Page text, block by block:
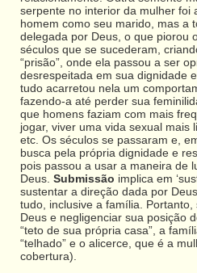
serpente no interior da mulher foi
homem como seu marido, mas a
delegada por Deus, o que piorou
séculos que se sucederam,
“prisão”, onde ela passou a ser
desrespeitada em sua dignidade
tudo acarretou nela um
fazendo-a até perder sua
que homens faziam com mais
jogar, viver uma vida sexual mais
etc. Os séculos se passaram e,
busca pela própria dignidade e
pois passou a usar a maneira de
Deus. Submissão implica em
sustentar a direção dada por
tudo, inclusive a família.
Deus e negligenciar sua posição
“teto de sua própria casa”, a
“telhado” e o alicerce, que é a
cobertura).